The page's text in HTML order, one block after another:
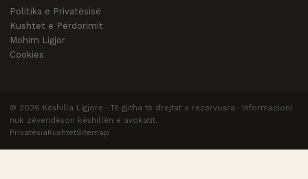
Politika e Privatësisë
Kushtet e Përdorimit
Mohim Ligjor
Cookies
© 2026 Këshilla Ligjore · Të gjitha të drejtat e rezervuara · Informacioni
nuk zëvendëson këshillën e avokatit.
PrivatësiaKushtetSitemap